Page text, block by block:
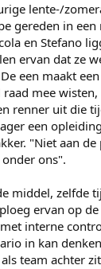
lente-/
gereden in
en Stefano
ervan dat ze
een maakt
mee
renner uit die
een
"Niet aan
ons".
middel, zelfde
ervan op
interne
in kan
team achter